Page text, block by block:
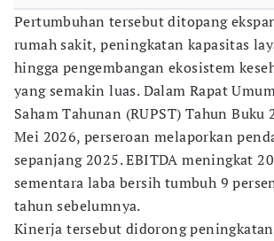
Pertumbuhan tersebut ditopang
rumah sakit, peningkatan kapasitas
hingga pengembangan ekosistem
yang semakin luas. Dalam Rapat
Saham Tahunan (RUPST) Tahun Buku
Mei 2026, perseroan melaporkan
sepanjang 2025. EBITDA meningkat
sementara laba bersih tumbuh 9
tahun sebelumnya.
Kinerja tersebut didorong